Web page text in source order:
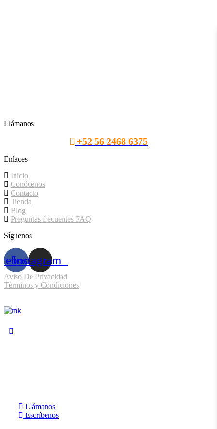
Llámanos
+52 56 2468 6375
Enlaces
Inicio
Conócenos
Contacto
Tienda
Blog
Preguntas frecuentes FAQ
Síguenos
Instagram
Aviso De Privacidad
Términos y Condiciones
Llámanos
Escríbenos